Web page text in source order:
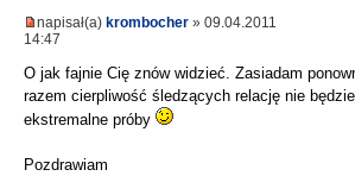
napisał(a) krombocher » 09.04.2011
14:47
O jak fajnie Cię znów widzieć. Zasiadam
razem cierpliwość śledzących relację nie
ekstremalne próby
Pozdrawiam